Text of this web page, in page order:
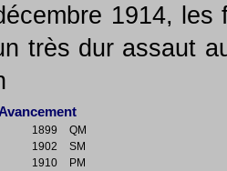
1914, les
très dur assaut
1899
QM
1902
SM
1910
PM